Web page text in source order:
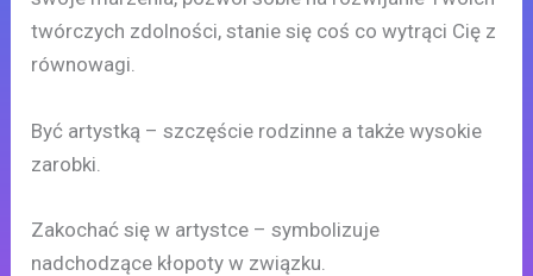
twórczych zdolności, stanie się coś co wytrąci Cię z
równowagi.
Być artystką – szczęście rodzinne a także wysokie
zarobki.
Zakochać się w artystce – symbolizuje
nadchodzące kłopoty w związku.